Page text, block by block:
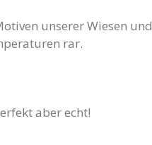
unserer Wiesen und
rar.
aber echt!